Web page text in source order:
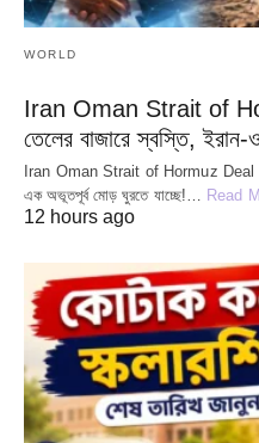
WORLD
Iran Oman Strait of
তেলের বাজারে স্বস্তি, ইরান-
Iran Oman Strait of Hormuz Deal
এক অভূতপূর্ব মোড় ঘুরতে যাচ্ছে!…
Read
12 hours ago